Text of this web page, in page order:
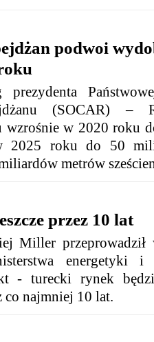
podwoi
prezydenta
(SOCAR) –
wzrośnie w 2020 roku
2025 roku do 50
metrów
przez 10 lat
Miller
energetyki i
- turecki rynek
co najmniej 10 lat.